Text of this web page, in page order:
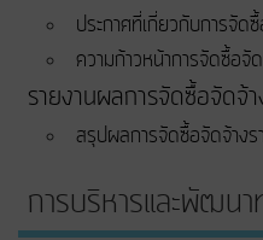
ประกาศที่เกี่ยวกับการจัด
ความก้าวหน้าการจัดซื้อ
รายงานผลการจัดซื้อจัดจ้
สรุปผลการจัดซื้อจัดจ้างร
การบริหารและพัฒน